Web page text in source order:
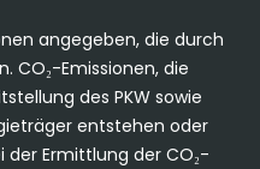
angegeben, die durch
CO₂-Emissionen, die
des PKW sowie
entstehen oder
Ermittlung der CO₂-